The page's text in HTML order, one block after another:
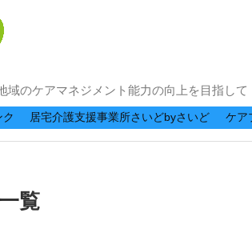
域のケアマネジメント能力の向上を目指して
居宅介護支援事業所さいどbyさいど ケア
一覧